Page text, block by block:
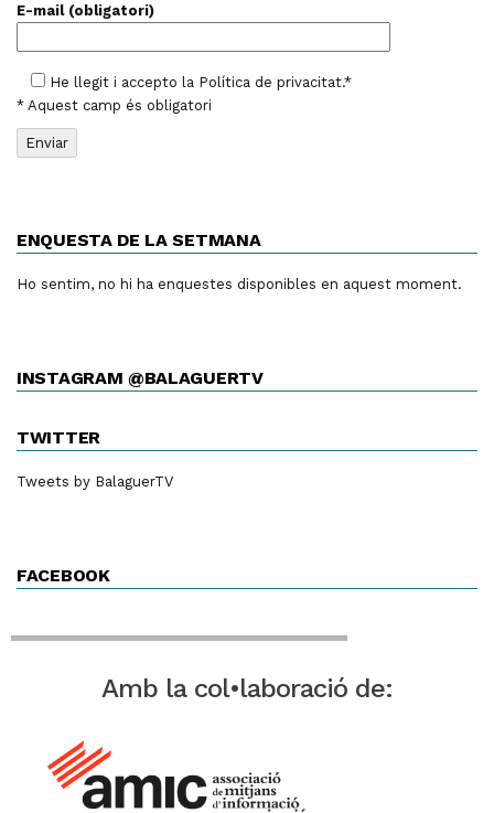
E-mail (obligatori)
He llegit i accepto la Política de privacitat.*
* Aquest camp és obligatori
ENQUESTA DE LA SETMANA
Ho sentim, no hi ha enquestes disponibles en aquest moment.
INSTAGRAM @BALAGUERTV
TWITTER
Tweets by BalaguerTV
FACEBOOK
Amb la col•laboració de: